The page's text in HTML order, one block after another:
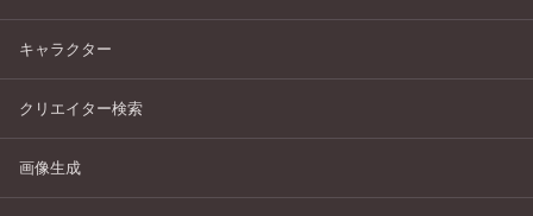
キャラクター
クリエイター検索
画像生成